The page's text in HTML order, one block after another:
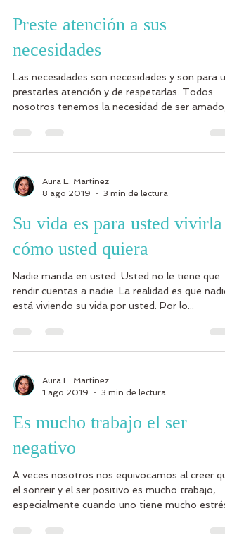
Preste atención a sus
necesidades
Las necesidades son necesidades y son para
prestarles atención y de respetarlas. Todos
nosotros tenemos la necesidad de ser amado,
Aura E. Martinez
8 ago 2019
3 min de lectura
Su vida es para usted vivirla
cómo usted quiera
Nadie manda en usted. Usted no le tiene que
rendir cuentas a nadie. La realidad es que nadie
está viviendo su vida por usted. Por lo...
Aura E. Martinez
1 ago 2019
3 min de lectura
Es mucho trabajo el ser
negativo
A veces nosotros nos equivocamos al creer
el sonreir y el ser positivo es mucho trabajo,
especialmente cuando uno tiene mucho